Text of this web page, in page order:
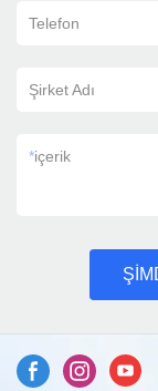
Telefon
Şirket Adı
*içerik